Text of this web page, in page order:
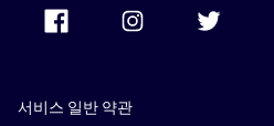
서비스 일반 약관